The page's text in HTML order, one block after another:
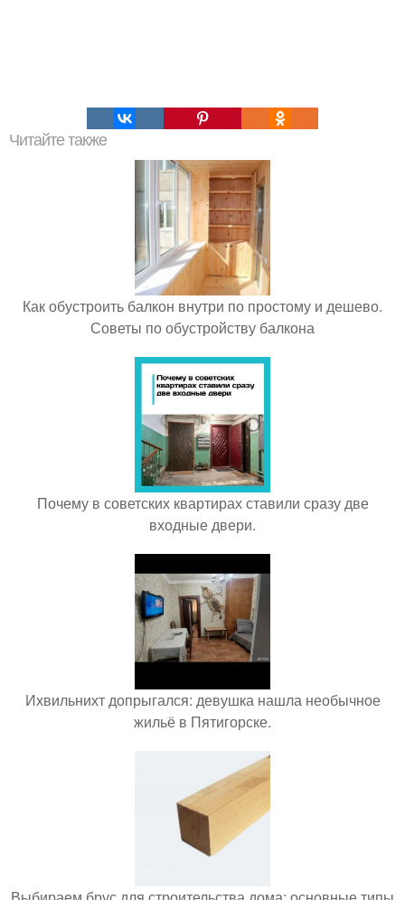
Читайте также
Как обустроить балкон внутри по простому и дешево.
Советы по обустройству балкона
Почему в советских квартирах ставили сразу две
входные двери.
Ихвильнихт допрыгался: девушка нашла необычное
жильё в Пятигорске.